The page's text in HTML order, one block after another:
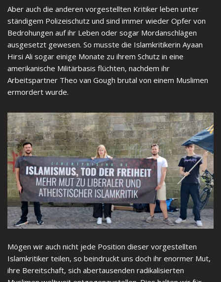
Aber auch die anderen vorgestellten Kritiker leben unter
ständigem Polizeischutz und sind immer wieder Opfer von
Bedrohungen auf ihr Leben oder sogar Mordanschlägen
ausgesetzt gewesen. So musste die Islamkritikerin Ayaan
Hirsi Ali sogar einige Monate zu ihrem Schutz in eine
amerikanische Militärbasis flüchten, nachdem ihr
Arbeitspartner Theo van Gough brutal von einem Muslimen
ermordert wurde.
Mögen wir auch nicht jede Position dieser vorgestellten
Islamkritiker teilen, so beindruckt uns doch ihr enormer Mut,
ihre Bereitschaft, sich abertausenden radikalisierten